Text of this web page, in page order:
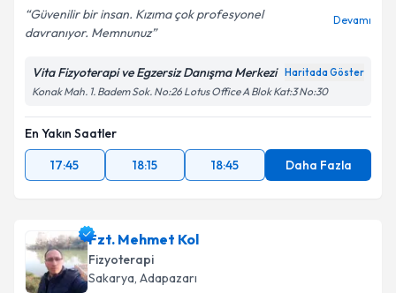
Güvenilir bir insan. Kızıma çok profesyonel
davranıyor. Memnunuz
Devamı
Vita Fizyoterapi ve Egzersiz Danışma Merkezi Haritada Göster
Konak Mah. 1. Badem Sok. No:26 Lotus Office A Blok Kat:3 No:30
En Yakın Saatler
17:45
18:15 18:45 Daha Fazla
Fzt. Mehmet Kol
Fizyoterapi
Sakarya, Adapazarı